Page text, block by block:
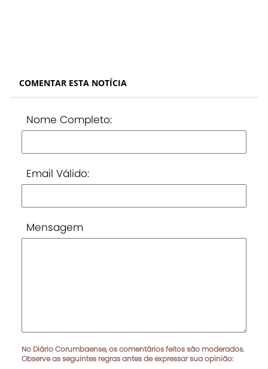
COMENTAR ESTA NOTÍCIA
Nome Completo:
Email Válido:
Mensagem
No Diário Corumbaense, os comentários feitos são moderados.
Observe as seguintes regras antes de expressar sua opinião: